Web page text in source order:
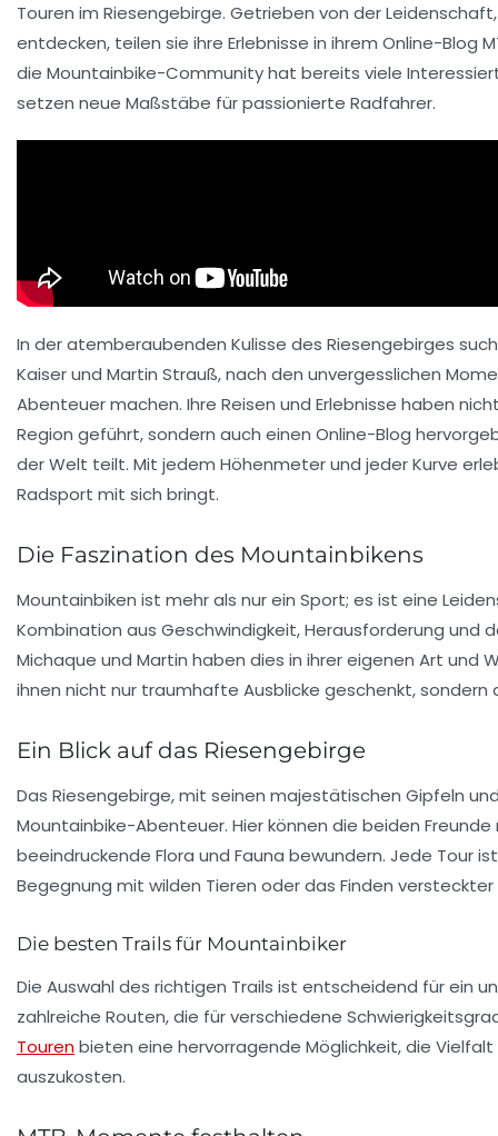
Touren im Riesengebirge. Getrieben von der
entdecken, teilen sie ihre Erlebnisse in ihrem Online-Blog
die Mountainbike-Communityhat bereits viele
setzen neue Maßstäbe für passionierte Radfahrer.
In der atemberaubenden Kulisse des Riesengebirges
Kaiser und Martin Strauß, nach den unvergesslichen
Abenteuer machen. Ihre Reisen und Erlebnisse haben
Region geführt, sondern auch einen Online-Blog
der Welt teilt. Mit jedem Höhenmeter und jeder Kurve
Radsport mit sich bringt.
Die Faszination des Mountainbikens
Mountainbiken ist mehr als nur ein Sport; es ist eine
Kombination aus Geschwindigkeit,Herausforderung und
Michaque und Martin haben dies in ihrer eigenen Art und
ihnen nicht nur traumhafte Ausblicke geschenkt, sondern
Ein Blick auf das Riesengebirge
Das Riesengebirge, mit seinen majestätischen Gipfeln
Mountainbike-Abenteuer. Hier können die beiden
beeindruckende Flora und Fauna bewundern. Jede Tour
Begegnung mit wilden Tieren oder das Finden
Die besten Trails für Mountainbiker
Die Auswahl des richtigen Trails ist entscheidend für ein
zahlreiche Routen, die für verschiedene
Tourenbieten eine hervorragende Möglichkeit, die
auszukosten.